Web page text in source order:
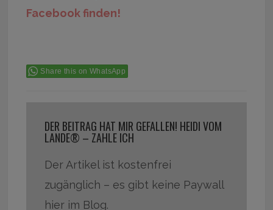
Facebook finden!
Share this on WhatsApp
DER BEITRAG HAT MIR GEFALLEN! HEIDI VOM
LANDE® – ZAHLE ICH
Der Artikel ist kostenfrei
zugänglich – es gibt keine Paywall
hier im Blog.